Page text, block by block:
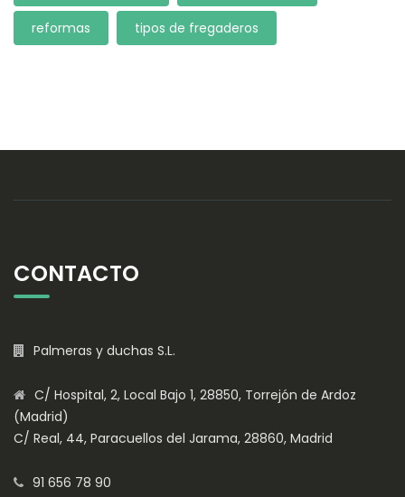
reformas tipos de fregaderos
CONTACTO
Palmeras y duchas S.L.
C/ Hospital, 2, Local Bajo 1, 28850, Torrejón de Ardoz
(Madrid)
C/ Real, 44, Paracuellos del Jarama, 28860, Madrid
91 656 78 90